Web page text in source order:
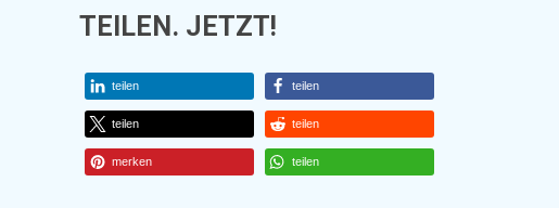
TEILEN. JETZT!
teilen teilen
teilen teilen
merken teilen